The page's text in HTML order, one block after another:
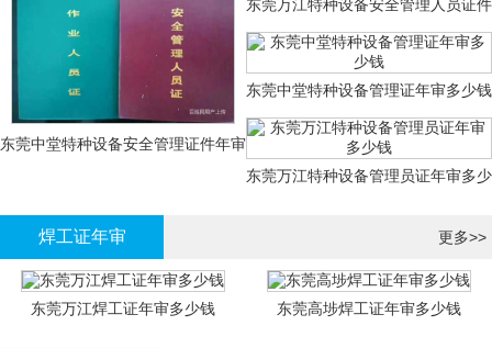
东莞中堂特种设备安全管理证件年审
东莞万江特种设备安全管理人员证件
年审
东莞中堂特种设备管理证年审多少钱
东莞万江特种设备管理员证年审多少
焊工证年审 更多>>
东莞万江焊工证年审多少钱 东莞高埗焊工证年审多少钱